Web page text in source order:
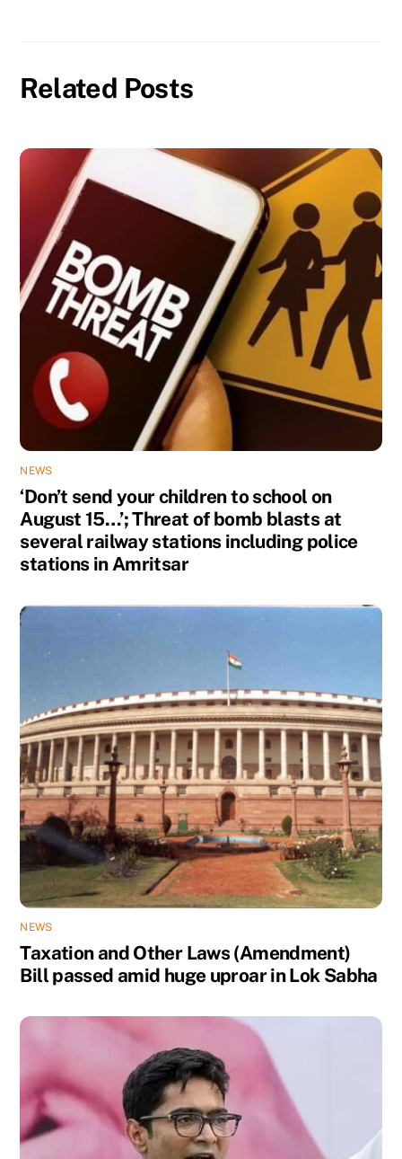
Related Posts
NEWS
‘Don’t send your children to school on
August 15…’; Threat of bomb blasts at
several railway stations including police
stations in Amritsar
NEWS
Taxation and Other Laws (Amendment)
Bill passed amid huge uproar in Lok Sabha